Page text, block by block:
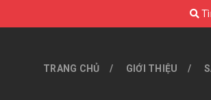
TRANG CHỦ GIỚI THIỆU